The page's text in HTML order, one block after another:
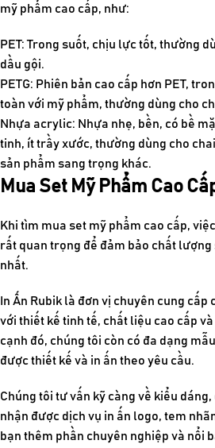
mỹ phẩm cao cấp, như:
PET: Trong suốt, chịu lực tốt, thường
dầu gội.
PETG: Phiên bản cao cấp hơn PET,
toàn với mỹ phẩm, thường dùng cho
Nhựa acrylic: Nhựa nhẹ, bền, có bề
tinh, ít trầy xước, thường dùng cho
sản phẩm sang trọng khác.
Mua Set Mỹ Phẩm Cao
Khi tìm mua set mỹ phẩm cao cấp,
rất quan trọng để đảm bảo chất lượng
nhất.
In Ấn Rubik là đơn vị chuyên cung cấp
với thiết kế tinh tế, chất liệu cao cấp
cạnh đó, chúng tôi còn có đa dạng
được thiết kế và in ấn theo yêu cầu.
Chúng tôi tư vấn kỹ càng về kiểu
nhận được dịch vụ in ấn logo, tem
bạn thêm phần chuyên nghiệp và nổi